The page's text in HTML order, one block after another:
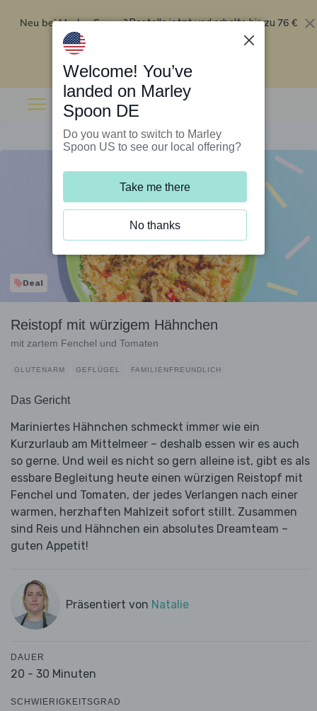
Neu bei Marley Spoon?Bestelle jetzt und erhalte bis zu 76 €
Rabatt auf deine ersten fünf Boxen
Deal
Reistopf mit würzigem Hähnchen
mit zartem Fenchel und Tomaten
GLUTENARM GEFLÜGEL FAMILIENFREUNDLICH
Das Gericht
Mariniertes Hähnchen schmeckt immer wie ein
Kurzurlaub am Mittelmeer – deshalb essen wir es auch
so gerne. Und weil es nicht so gern alleine ist, gibt es als
essbare Begleitung heute einen würzigen Reistopf mit
Fenchel und Tomaten, der jedes Verlangen nach einer
warmen, herzhaften Mahlzeit sofort stillt. Zusammen
sind Reis und Hähnchen ein absolutes Dreamteam –
guten Appetit!
Präsentiert von Natalie
DAUER
20 - 30 Minuten
SCHWIERIGKEITSGRAD
Welcome! You’ve
landed on Marley
Spoon DE
Do you want to switch to Marley
Spoon US to see our local offering?
Take me there
No thanks